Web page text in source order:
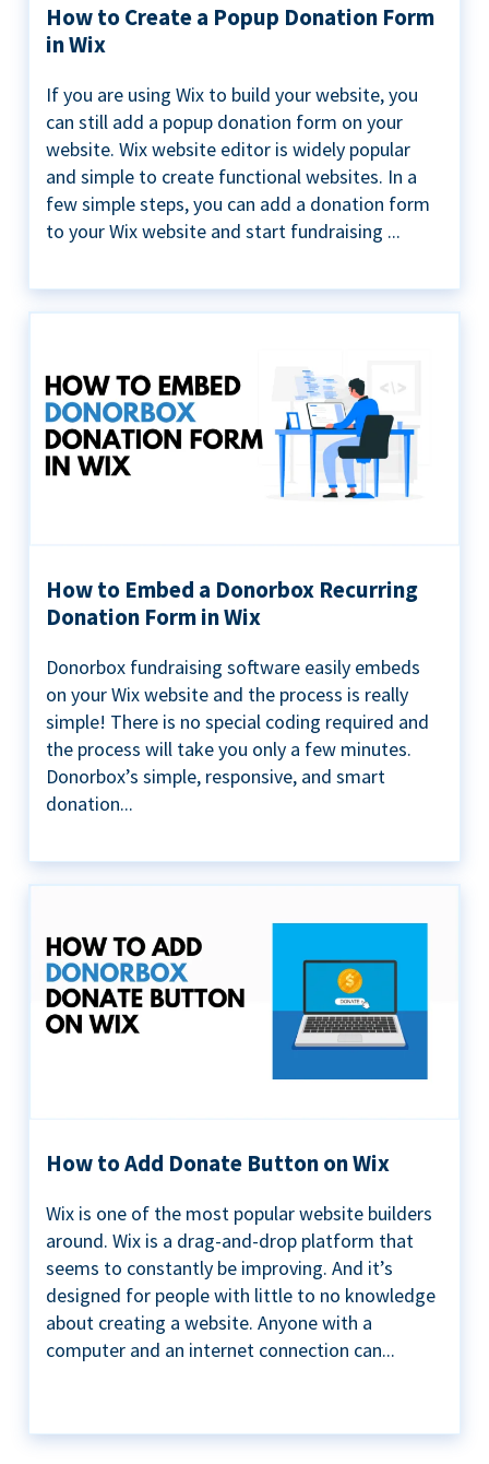
How to Create a Popup Donation Form
in Wix
If you are using Wix to build your website, you
can still add a popup donation form on your
website. Wix website editor is widely popular
and simple to create functional websites. In a
few simple steps, you can add a donation form
to your Wix website and start fundraising ...
How to Embed a Donorbox Recurring
Donation Form in Wix
Donorbox fundraising software easily embeds
on your Wix website and the process is really
simple! There is no special coding required and
the process will take you only a few minutes.
Donorbox’s simple, responsive, and smart
donation...
How to Add Donate Button on Wix
Wix is one of the most popular website builders
around. Wix is a drag-and-drop platform that
seems to constantly be improving. And it’s
designed for people with little to no knowledge
about creating a website. Anyone with a
computer and an internet connection can...